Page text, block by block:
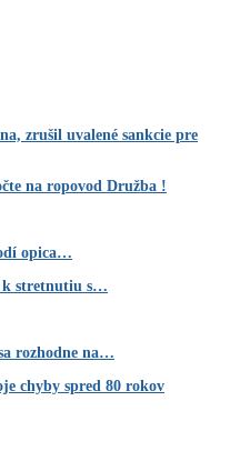
zrušil uvalené sankcie pre
na ropovod Družba !
opica…
k stretnutiu s…
rozhodne na…
chyby spred 80 rokov